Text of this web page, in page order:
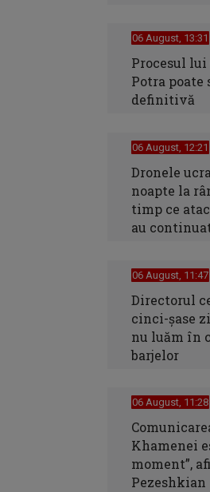
06 August, 13:31
Procesul lui
Potra poate
definitivă
06 August, 12:21
Dronele
noapte la
timp ce
au
06 August, 11:47
Directorul
cinci-şase
nu luăm în
barjelor
06 August, 11:28
Khamenei
moment”,
Pezeshkian